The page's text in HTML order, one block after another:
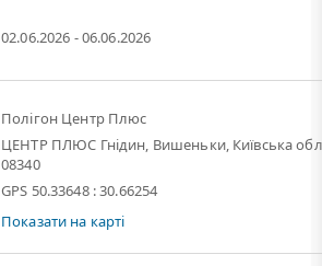
02.06.2026 - 06.06.2026
Полігон Центр Плюс
ЦЕНТР ПЛЮС Гнідин, Вишеньки, Київська
08340
GPS 50.33648 : 30.66254
Показати на карті